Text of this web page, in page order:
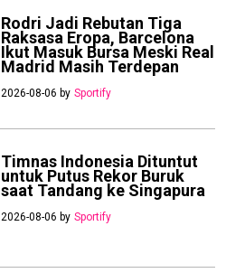
Rodri Jadi Rebutan Tiga
Raksasa Eropa, Barcelona
Ikut Masuk Bursa Meski Real
Madrid Masih Terdepan
2026-08-06 by Sportify
Timnas Indonesia Dituntut
untuk Putus Rekor Buruk
saat Tandang ke Singapura
2026-08-06 by Sportify